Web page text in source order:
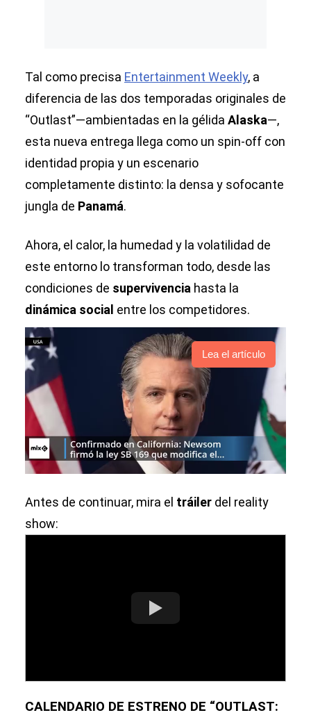
Tal como precisa Entertainment Weekly, a
diferencia de las dos temporadas originales de
“Outlast”—ambientadas en la gélida Alaska—,
esta nueva entrega llega como un spin-off con
identidad propia y un escenario
completamente distinto: la densa y sofocante
jungla de Panamá.
Ahora, el calor, la humedad y la volatilidad de
este entorno lo transforman todo, desde las
condiciones de supervivencia hasta la
dinámica social entre los competidores.
Lea el artículo
Antes de continuar, mira el tráiler del reality
show:
CALENDARIO DE ESTRENO DE “OUTLAST: